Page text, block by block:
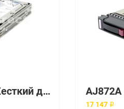
364621-B21 Жесткий диск HP 146.8-GB 15K FC-AL HDD
17 147 ₽